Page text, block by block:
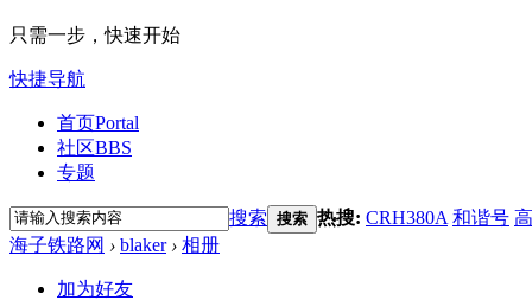
只需一步，快速开始
快捷导航
首页Portal
社区BBS
专题
搜索 搜索 热搜: CRH380A 和谐号
海子铁路网 › blaker › 相册
加为好友